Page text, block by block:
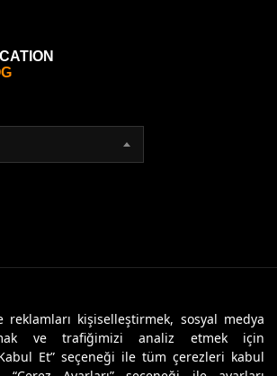
reklamları kişiselleştirmek, sosyal medya
ve trafiğimizi analiz etmek için
Et” seçeneği ile tüm çerezleri kabul